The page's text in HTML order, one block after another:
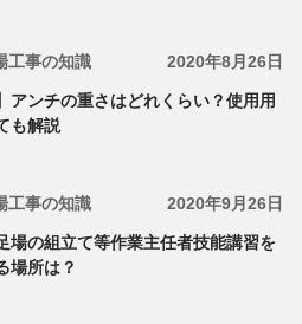
工事の知識 2020年8月26日
アンチの重さはどれくらい？使用用
も解説
工事の知識 2020年9月26日
場の組立て等作業主任者技能講習を
場所は？